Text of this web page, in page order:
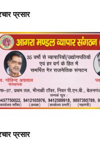
प्रसार
प्रसार